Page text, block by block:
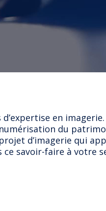
d’expertise en
du
d’imagerie qui
ce savoir-faire à votre